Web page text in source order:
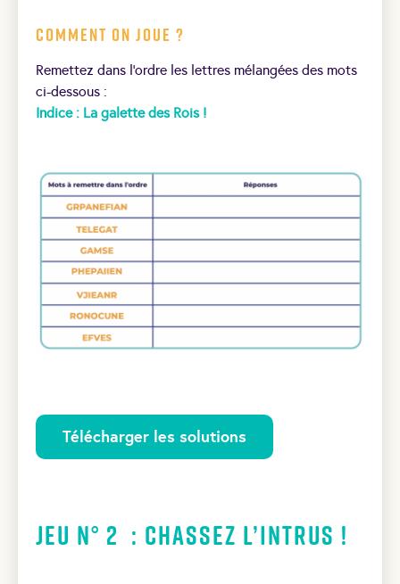
Comment on joue ?
Remettez dans l’ordre les lettres mélangées des mots
ci-dessous :
Indice : La galette des Rois !
Télécharger les solutions
Jeu N° 2 : Chassez l’intrus !